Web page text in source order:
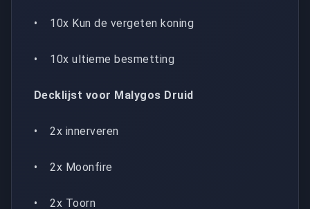
• 10x Kun de vergeten koning
• 10x ultieme besmetting
Decklijst voor Malygos Druid
• 2x innerveren
• 2x Moonfire
• 2x Toorn